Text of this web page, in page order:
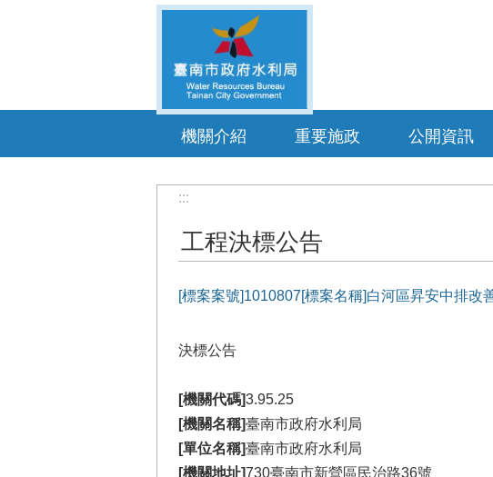
機關介紹 重要施政 公開資訊
:::
工程決標公告
[標案案號]1010807[標案名稱]白河區昇安中排改
決標公告
[機關代碼]3.95.25
[機關名稱]臺南市政府水利局
[單位名稱]臺南市政府水利局
[機關地址]730臺南市新營區民治路36號